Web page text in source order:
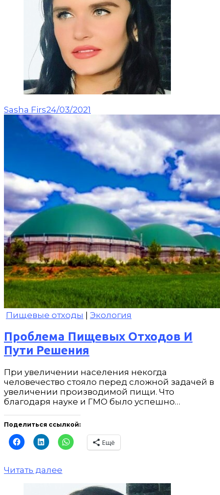
Sasha Firs24/03/2021
Пищевые отходы Экология
Проблема Пищевых Отходов И
Пути Решения
При увеличении населения некогда
человечество стояло перед сложной задачей в
увеличении производимой пищи. Что
благодаря науке и ГМО было успешно…
Поделиться ссылкой:
Ещё
Читать далее